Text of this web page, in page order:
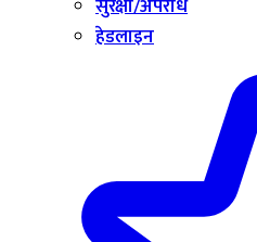
सुरक्षा/अपराध
हेडलाइन